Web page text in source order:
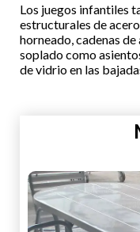
Los juegos infantiles
estructurales de
horneado, cadenas
soplado como
de vidrio en las